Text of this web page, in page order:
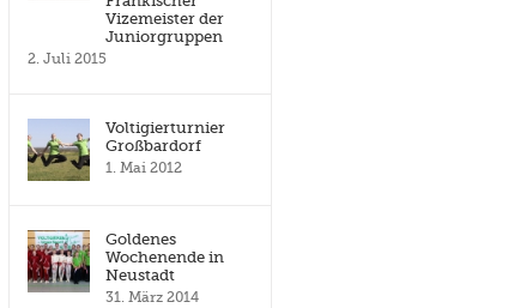
Vizemeister der
Juniorgruppen
2. Juli 2015
Voltigierturnier
Großbardorf
1. Mai 2012
Goldenes
Wochenende in
Neustadt
31. März 2014